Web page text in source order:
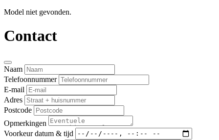
Model niet gevonden.
Contact
Naam
Telefoonnummer
E-mail
Adres
Postcode
Opmerkingen
Voorkeur datum & tijd